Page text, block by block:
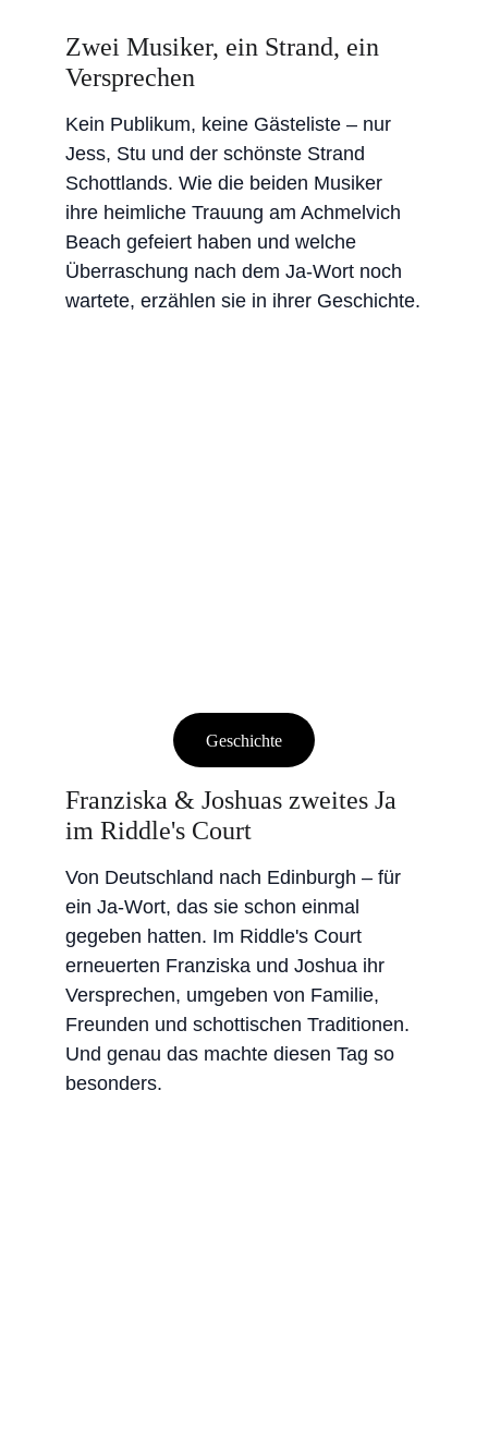
Franziska & Joshuas zweites Ja
im Riddle's Court
Von Deutschland nach Edinburgh – für
ein Ja-Wort, das sie schon einmal
gegeben hatten. Im Riddle's Court
erneuerten Franziska und Joshua ihr
Versprechen, umgeben von Familie,
Freunden und schottischen Traditionen.
Und genau das machte diesen Tag so
besonders.
Geschichte
Zwei Musiker, ein Strand, ein
Versprechen
Kein Publikum, keine Gästeliste – nur
Jess, Stu und der schönste Strand
Schottlands. Wie die beiden Musiker
ihre heimliche Trauung am Achmelvich
Beach gefeiert haben und welche
Überraschung nach dem Ja-Wort noch
wartete, erzählen sie in ihrer Geschichte.